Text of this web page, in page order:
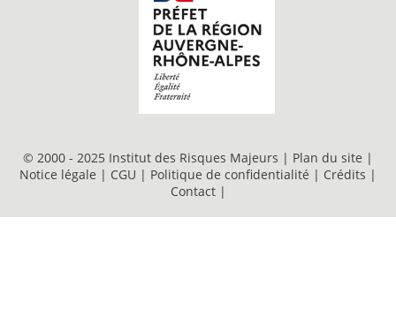
© 2000 - 2025 Institut des Risques Majeurs | Plan du site |
Notice légale | CGU | Politique de confidentialité | Crédits |
Contact |